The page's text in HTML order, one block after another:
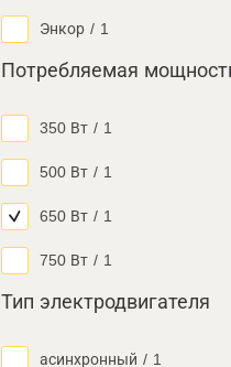
Энкор / 1
Потребляемая
350 Вт / 1
500 Вт / 1
650 Вт / 1
750 Вт / 1
Тип электродвигателя
асинхронный / 1